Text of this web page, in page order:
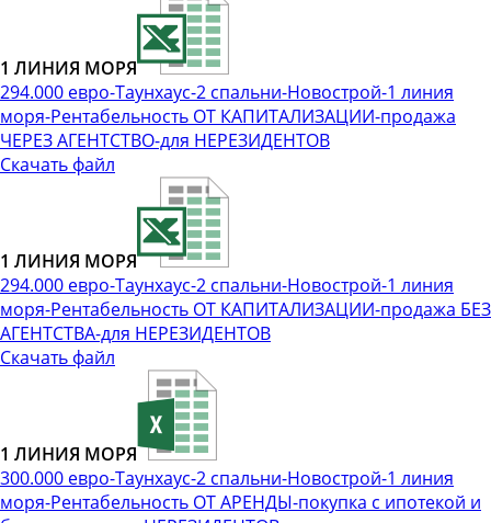
1 ЛИНИЯ МОРЯ
294.000 евро-Таунхаус-2 спальни-Новострой-1 линия
моря-Рентабельность ОТ КАПИТАЛИЗАЦИИ-продажа
ЧЕРЕЗ АГЕНТСТВО-для НЕРЕЗИДЕНТОВ
Скачать файл
1 ЛИНИЯ МОРЯ
294.000 евро-Таунхаус-2 спальни-Новострой-1 линия
моря-Рентабельность ОТ КАПИТАЛИЗАЦИИ-продажа БЕЗ
АГЕНТСТВА-для НЕРЕЗИДЕНТОВ
Скачать файл
1 ЛИНИЯ МОРЯ
300.000 евро-Таунхаус-2 спальни-Новострой-1 линия
моря-Рентабельность ОТ АРЕНДЫ-покупка с ипотекой и